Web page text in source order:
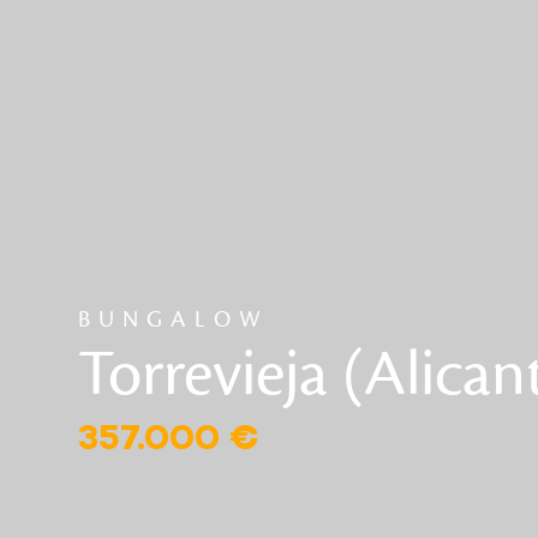
BUNGALOW
Torrevieja
357.000 €